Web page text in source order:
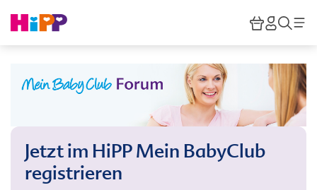
HiPP
Jetzt im HiPP Mein BabyClub
registrieren